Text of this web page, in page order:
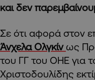
και δεν
Σε ότι αφορά στον
Άνχελα Ολγκίν ως
του ΓΓ του ΟΗΕ για
Χριστοδουλίδης